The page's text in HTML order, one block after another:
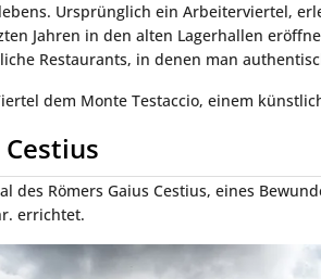
Ursprünglich ein Arbeiterviertel,
Jahren in den alten Lagerhallen
Restaurants, in denen man
dem Monte Testaccio, einem
des Römers Gaius Cestius, eines
errichtet.